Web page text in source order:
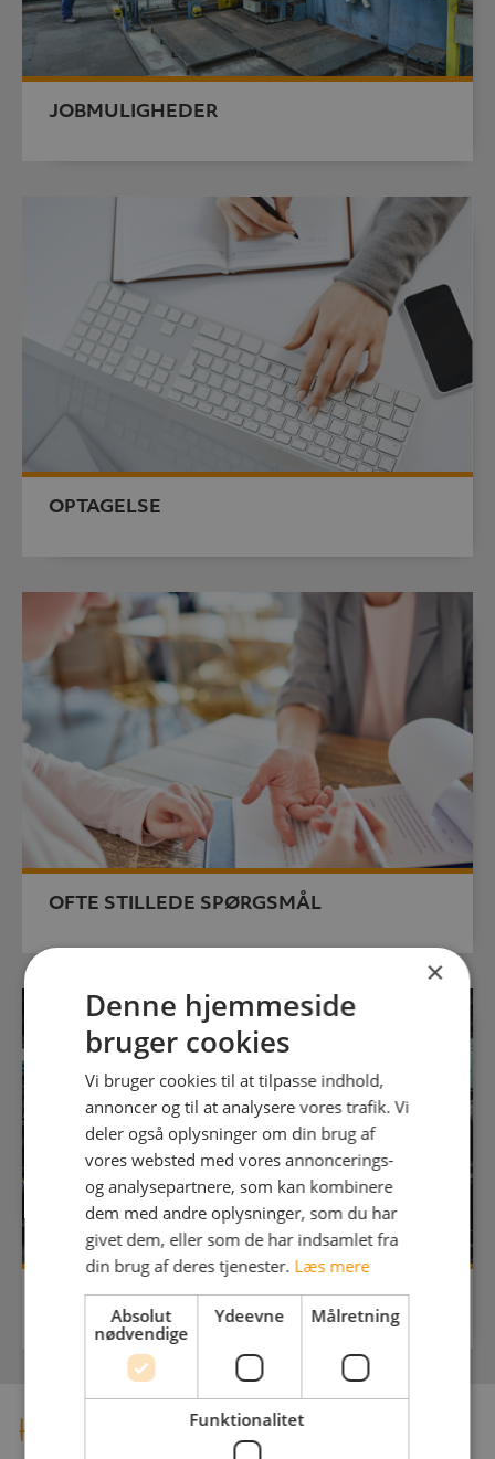
JOBMULIGHEDER
OPTAGELSE
OFTE STILLEDE SPØRGSMÅL
PRAKTIKPLADS
HAR DU MODET?
×
Denne hjemmeside
bruger cookies
Vi bruger cookies til at tilpasse indhold,
annoncer og til at analysere vores trafik. Vi
deler også oplysninger om din brug af
vores websted med vores annoncerings-
og analysepartnere, som kan kombinere
dem med andre oplysninger, som du har
givet dem, eller som de har indsamlet fra
din brug af deres tjenester. Læs mere
Absolut
nødvendige
Ydeevne Målretning
Funktionalitet